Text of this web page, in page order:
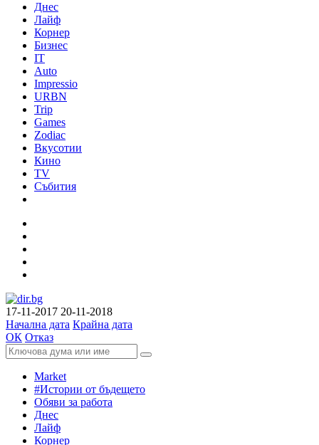
Днес
Лайф
Корнер
Бизнес
IT
Auto
Impressio
URBN
Trip
Games
Zodiac
Вкусотии
Кино
TV
Събития
17-11-2017 20-11-2018
Начална дата Крайна дата
ОК Отказ
Market
#Истории от бъдещето
Обяви за работа
Днес
Лайф
Корнер